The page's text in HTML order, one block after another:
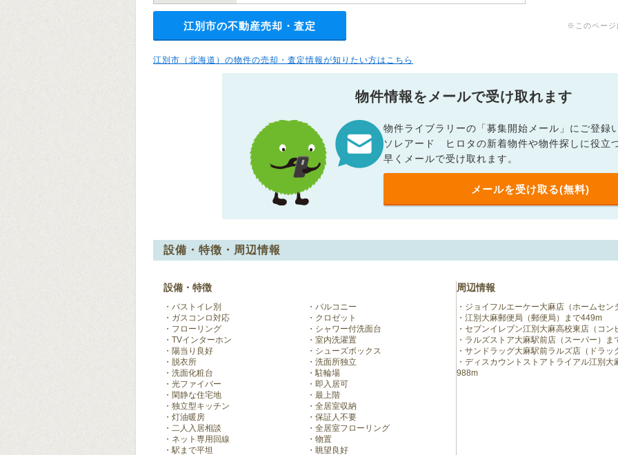
※このページ
江別市の不動産売却・査定
江別市（北海道）の物件の売却・査定情報が知りたい方はこちら
物件情報をメールで受け取れます
物件ライブラリーの「募集開始メール」にご登録
ソレアード ヒロタの新着物件や物件探しに役立
早くメールで受け取れます。
メールを受け取る(無料)
設備・特徴・周辺情報
設備・特徴
バストイレ別
バルコニー
ガスコンロ対応
クロゼット
フローリング
シャワー付洗面台
TVインターホン
室内洗濯置
陽当り良好
シューズボックス
脱衣所
洗面所独立
洗面化粧台
駐輪場
光ファイバー
即入居可
閑静な住宅地
最上階
独立型キッチン
全居室収納
灯油暖房
保証人不要
二人入居相談
全居室フローリング
ネット専用回線
物置
駅まで平坦
眺望良好
周辺情報
ジョイフルエーケー大麻店（ホームセン
江別大麻郵便局（郵便局）まで449m
セブンイレブン江別大麻高校東店（コン
ラルズストア大麻駅前店（スーパー）ま
サンドラッグ大麻駅前ラルズ店（ドラッ
ディスカウントストアトライアル江別
988m